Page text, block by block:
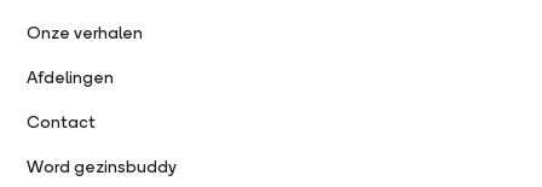
Onze verhalen
Afdelingen
Contact
Word gezinsbuddy